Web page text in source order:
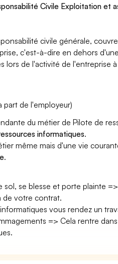
Civile Exploitation et
civile générale,
c'est-à-dire en dehors
lors de l'activité de l'entreprise à
part de l'employeur)
du métier de Pilote de
informatiques.
même mais d'une vie
.
sol, se blesse et porte plainte
de votre contrat.
vous rendez un
=> Cela rentre